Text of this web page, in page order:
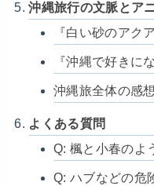
沖縄旅行の文脈とア
『白い砂のアク
『沖縄で好きに
沖縄旅全体の感想
よくある質問
Q: 楓と小春のよ
Q: ハブなどの危